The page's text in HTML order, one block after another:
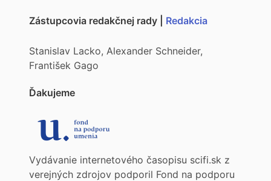
Zástupcovia redakčnej rady | Redakcia
Stanislav Lacko, Alexander Schneider,
František Gago
Ďakujeme
Vydávanie internetového časopisu scifi.sk z
verejných zdrojov podporil Fond na podporu